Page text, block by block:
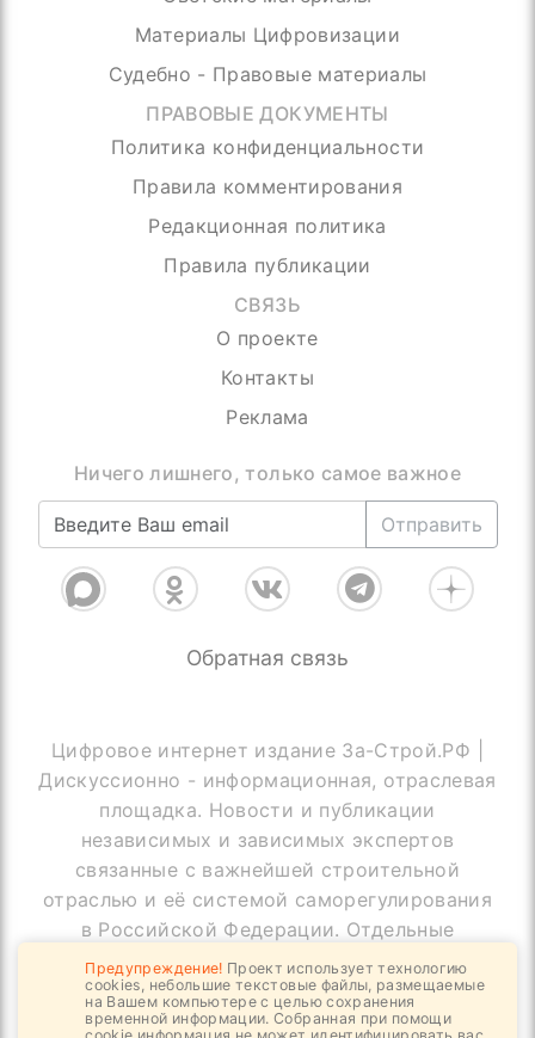
Материалы Цифровизации
Судебно - Правовые материалы
ПРАВОВЫЕ ДОКУМЕНТЫ
Политика конфиденциальности
Правила комментирования
Редакционная политика
Правила публикации
СВЯЗЬ
О проекте
Контакты
Реклама
Ничего лишнего, только самое важное
Отправить
Обратная связь
Цифровое интернет издание За-Строй.РФ |
Дискуссионно - информационная, отраслевая
площадка. Новости и публикации
независимых и зависимых экспертов
связанные с важнейшей строительной
отраслью и её системой саморегулирования
в Российской Федерации. Отдельные
публикации могут содержать информацию,
не предназначенную для пользователей
до 18 лет
Предупреждение! Проект использует технологию
cookies, небольшие текстовые файлы, размещаемые
на Вашем компьютере с целью сохранения
временной информации. Собранная при помощи